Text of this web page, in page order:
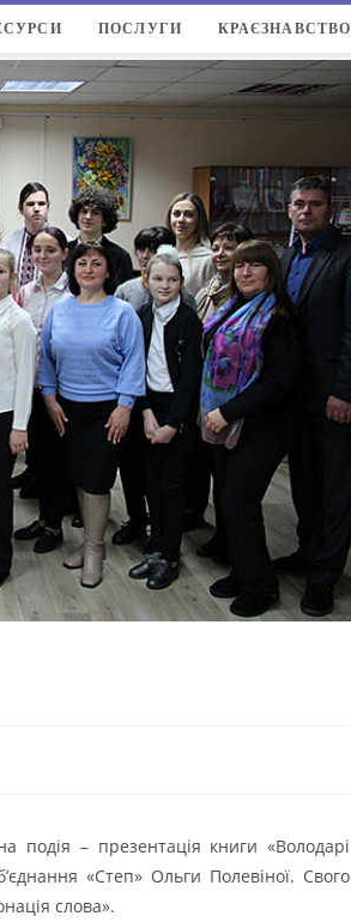
ПОСЛУГИ КРАЄЗНАВСТВО
подія – презентація книги «Володарі
«Степ» Ольги Полевіної. Свого
слова».